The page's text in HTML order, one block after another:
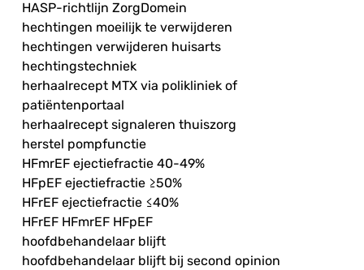
HASP-richtlijn ZorgDomein
hechtingen moeilijk te verwijderen
hechtingen verwijderen huisarts
hechtingstechniek
herhaalrecept MTX via polikliniek of
patiëntenportaal
herhaalrecept signaleren thuiszorg
herstel pompfunctie
HFmrEF ejectiefractie 40-49%
HFpEF ejectiefractie ≥50%
HFrEF ejectiefractie ≤40%
HFrEF HFmrEF HFpEF
hoofdbehandelaar blijft
hoofdbehandelaar blijft bij second opinion